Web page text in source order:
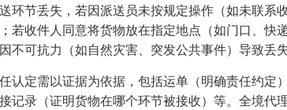
环节丢失，若因派送员未按规定操作（如未联系
若收件人同意将货物放在指定地点（如门口、快
不可抗力（如自然灾害、突发公共事件）导致丢
认定需以证据为依据，包括运单（明确责任约定
记录（证明货物在哪个环节被接收）等。全境代